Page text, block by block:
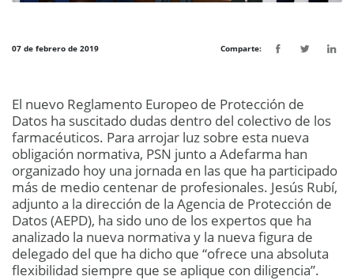
07 de febrero de 2019 Comparte:
El nuevo Reglamento Europeo de Protección de
Datos ha suscitado dudas dentro del colectivo de los
farmacéuticos. Para arrojar luz sobre esta nueva
obligación normativa, PSN junto a Adefarma han
organizado hoy una jornada en las que ha participado
más de medio centenar de profesionales. Jesús Rubí,
adjunto a la dirección de la Agencia de Protección de
Datos (AEPD), ha sido uno de los expertos que ha
analizado la nueva normativa y la nueva figura de
delegado del que ha dicho que “ofrece una absoluta
flexibilidad siempre que se aplique con diligencia”.